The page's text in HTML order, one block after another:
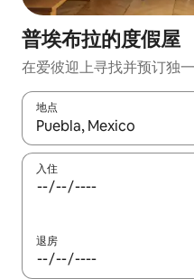
普埃布拉的度假屋
在爱彼迎上寻找并预订独
地点
如有搜索结果，请使用上
入住
退房